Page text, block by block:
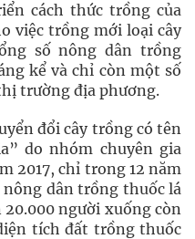
cách thức trồng của
việc trồng mới loại cây
số nông dân trồng
kể và chỉ còn một số
trường địa phương.
đổi cây trồng có tên
do nhóm chuyên gia
2017, chỉ trong 12 năm
nông dân trồng thuốc lá
người xuống còn
tích đất trồng thuốc